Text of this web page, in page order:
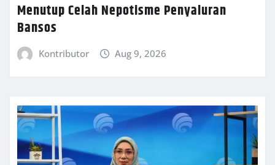
Menutup Celah Nepotisme Penyaluran
Bansos
Kontributor Aug 9, 2026